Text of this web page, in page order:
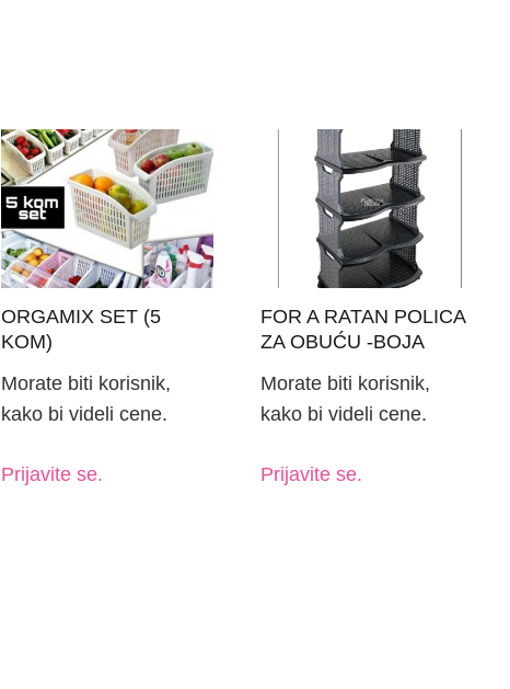
ORGAMIX SET (5
KOM)
Morate biti korisnik,
kako bi videli cene.
Prijavite se.
FOR A RATAN POLICA
ZA OBUĆU -BOJA
Morate biti korisnik,
kako bi videli cene.
Prijavite se.